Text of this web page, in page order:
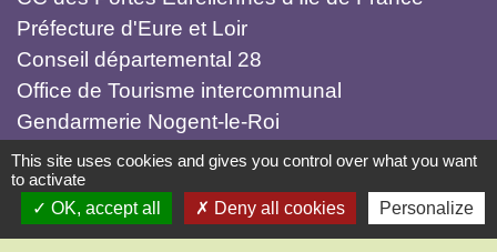
Préfecture d'Eure et Loir
Conseil départemental 28
Office de Tourisme intercommunal
Gendarmerie Nogent-le-Roi
Mentions légales - Politique de confidentialité -
Accessibilité - Application mobile Localiti -
This site uses cookies and gives you control over what you want
to activate
OK, accept all
Deny all cookies Personalize